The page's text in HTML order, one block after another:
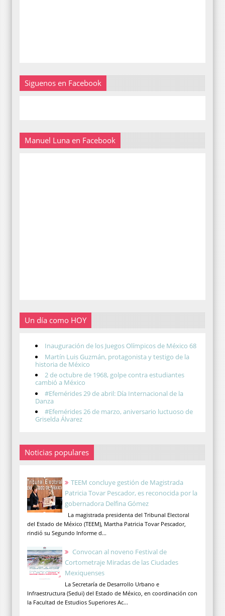
Siguenos en Facebook
Manuel Luna en Facebook
Un día como HOY
Inauguración de los Juegos Olímpicos de México 68
Martín Luis Guzmán, protagonista y testigo de la
historia de México
2 de octubre de 1968, golpe contra estudiantes
cambió a México
#Efemérides 29 de abril: Día Internacional de la
Danza
#Efemérides 26 de marzo, aniversario luctuoso de
Griselda Álvarez
Noticias populares
TEEM concluye gestión de Magistrada
Patricia Tovar Pescador, es reconocida por la
gobernadora Delfina Gómez
La magistrada presidenta del Tribunal Electoral
del Estado de México (TEEM), Martha Patricia Tovar Pescador,
rindió su Segundo Informe d...
Convocan al noveno Festival de
Cortometraje Miradas de las Ciudades
Mexiquenses
La Secretaría de Desarrollo Urbano e
Infraestructura (Sedui) del Estado de México, en coordinación con
la Facultad de Estudios Superiores Ac...